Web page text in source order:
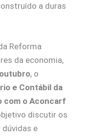
a duras
Reforma
da economia,
, o
e Contábil da
com o Aconcarf
discutir os
e